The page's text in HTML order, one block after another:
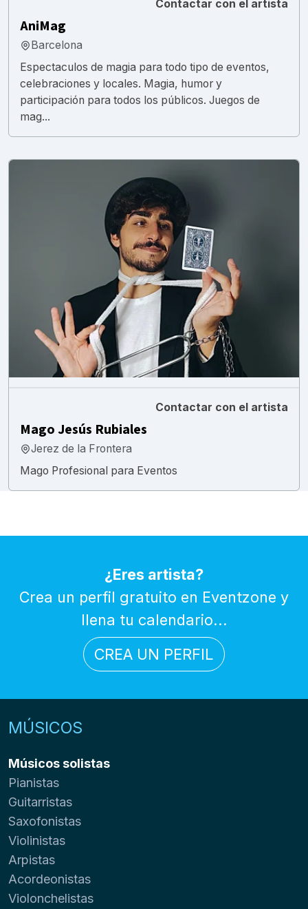
Contactar con el artista
AniMag
Barcelona
Espectaculos de magia para todo tipo de eventos,
celebraciones y locales. Magia, humor y
participación para todos los públicos. Juegos de
mag...
Contactar con el artista
Mago Jesús Rubiales
Jerez de la Frontera
Mago Profesional para Eventos
¿Eres artista?
Crea un perfil gratuito en Eventzone y
llena tu calendario...
CREA UN PERFIL
MÚSICOS
Músicos solistas
Pianistas
Guitarristas
Saxofonistas
Violinistas
Arpistas
Acordeonistas
Violonchelistas